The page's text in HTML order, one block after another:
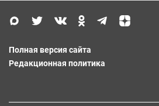
Полная версия сайта
Редакционная политика